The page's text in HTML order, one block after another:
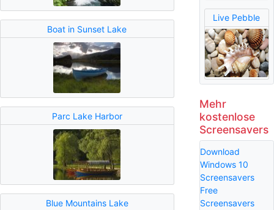
Boat in Sunset Lake
Parc Lake Harbor
Blue Mountains Lake
Live Pebble
Mehr
kostenlose
Screensavers
Download
Windows 10
Screensavers
Free
Screensavers